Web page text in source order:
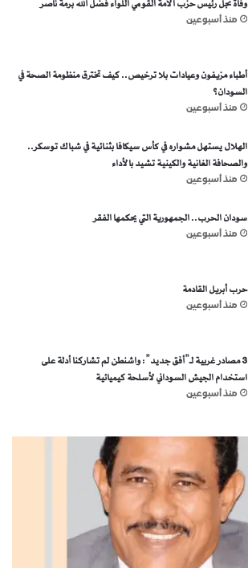
وفاة نجل رئيس حزب الأمة القومي اللواء فضل الله برمة ناصر
منذ أسبوعين
أطباء مزيفون وعيادات بلا ترخيص.. كيف تخترق منظومة الصحة في
السودان؟
منذ أسبوعين
الهلال يستهل مشواره في كأس سيكافا بثنائية في شباك توسكر..
والصحافة الغانية والكينية تشيد بالأداء
منذ أسبوعين
سودان الحرب.. الجمهورية التي يحكمها الفقر
منذ أسبوعين
حرب أبريل القادمة
منذ أسبوعين
3 مصادر غربية لـ”أفق جديد”: واشنطن لم تشاركنا أدلة على
استخدام الجيش السوداني لأسلحة كيميائية
منذ أسبوعين